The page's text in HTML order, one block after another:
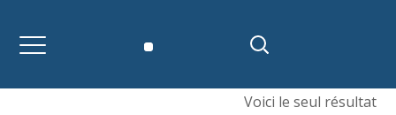
Voici le seul résultat